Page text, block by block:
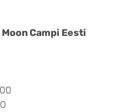
Moon Campi Eesti